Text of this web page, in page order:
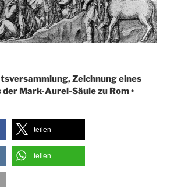
Zeichnung eines
Mark-Aurel-Säule zu Rom •
teilen
teilen